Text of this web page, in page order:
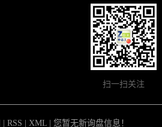
扫一扫关注
RSS XML| 您暂无新询盘信息！